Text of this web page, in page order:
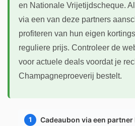
en Nationale Vrijetijdscheque.
via een van deze partners
profiteren van hun eigen
reguliere prijs. Controleer de
voor actuele deals voordat je
Champagneproeverij bestelt.
Cadeaubon via een